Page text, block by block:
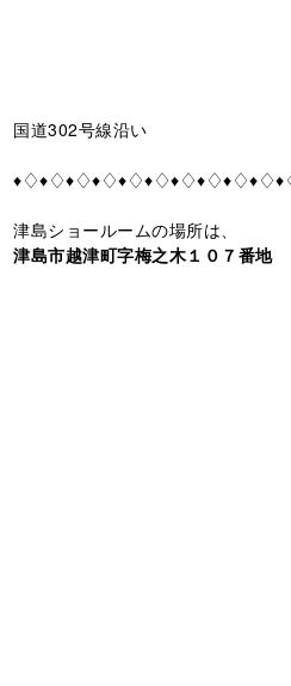
国道302号線沿い
津島ショールームの場所は、
津島市越津町字梅之木１０７番地